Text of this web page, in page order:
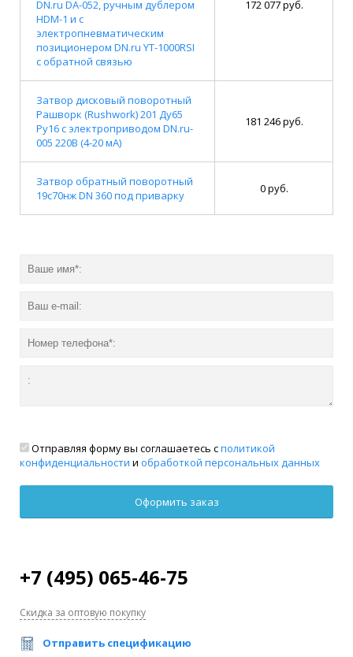
DN.ru DA-052, ручным дублером
HDM-1 и с
электропневматическим
позиционером DN.ru YT-1000RSI
с обратной связью
172 077 руб.
Затвор дисковый поворотный
Рашворк (Rushwork) 201 Ду65
Ру16 с электроприводом DN.ru-
005 220В (4-20 мА)
181 246 руб.
Затвор обратный поворотный
19с70нж DN 360 под приварку
0 руб.
Отправляя форму вы соглашаетесь сполитикой
конфиденциальности и обработкой персональных данных
+7 (495) 065-46-75
Скидка за оптовую покупку
Отправить спецификацию